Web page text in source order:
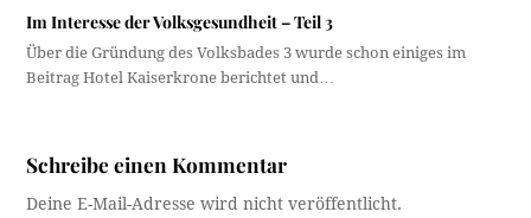
Im Interesse der Volksgesundheit – Teil 3
Über die Gründung des Volksbades 3 wurde schon einiges im
Beitrag Hotel Kaiserkrone berichtet und…
Schreibe einen Kommentar
Deine E-Mail-Adresse wird nicht veröffentlicht.